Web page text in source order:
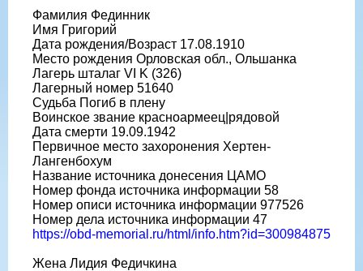
Фамилия Фединник
Имя Григорий
Дата рождения/Возраст 17.08.1910
Место рождения Орловская обл., Ольшанка
Лагерь шталаг VI K (326)
Лагерный номер 51640
Судьба Погиб в плену
Воинское звание красноармеец|рядовой
Дата смерти 19.09.1942
Первичное место захоронения Хертен-
Лангенбохум
Название источника донесения ЦАМО
Номер фонда источника информации 58
Номер описи источника информации 977526
Номер дела источника информации 47
https://obd-memorial.ru/html/info.htm?id=300984875
Жена Лидия Федичкина